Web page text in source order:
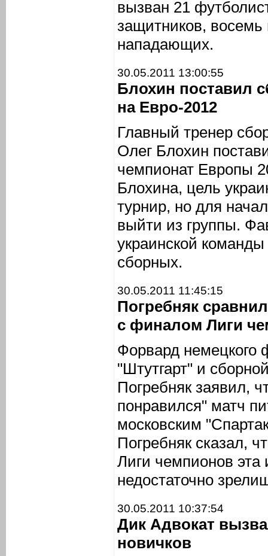
вызван 21
защитников, восемь
нападающих.
30.05.2011 13:00:55
Блохин поставил
на Евро-2012
Главный тренер
Олег Блохин
чемпионат Европы
Блохина, цель
турнир, но для
выйти из группы.
украинской
сборных.
30.05.2011 11:45:15
Погребняк
с финалом Лиги
Форвард немецкого
"Штутгарт" и
Погребняк заявил,
понравился" матч
московским
Погребняк сказал,
Лиги чемпионов эта
недостаточно
30.05.2011 10:37:54
Дик Адвокат
новичков